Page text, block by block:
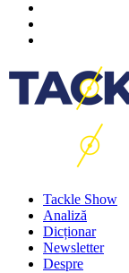
Tackle Show
Analiză
Dicționar
Newsletter
Despre